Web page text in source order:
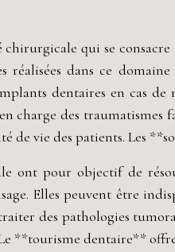
qui se
dans ce
dentaires en cas
charge des
de vie des patients. Les
ont pour objectif de
Elles peuvent être
des pathologies
**tourisme dentaire**